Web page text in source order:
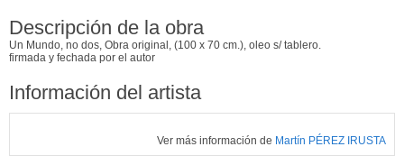
Descripción de la obra
Un Mundo, no dos, Obra original, (100 x 70 cm.), oleo s/ tablero.
firmada y fechada por el autor
Información del artista
Ver más información de Martín PÉREZ IRUSTA